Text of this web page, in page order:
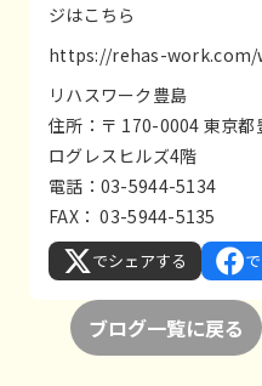
ジはこちら
https://rehas-
リハスワーク豊島
住所：〒 170-0004 東京
ログレスヒルズ4階
電話：03-5944-5134
FAX： 03-5944-5135
でシェアする
ブログ一覧に戻る